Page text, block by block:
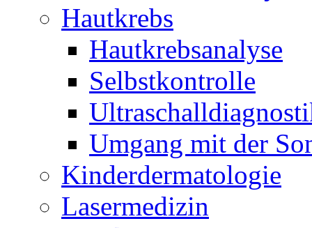
Hautkrebs
Hautkrebsanalyse
Selbstkontrolle
Umgang mit der
Kinderdermatologie
Lasermedizin